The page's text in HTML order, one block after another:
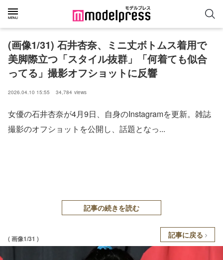
(画像1/31) 石井杏奈、ミニ丈ボトムス着用で
美脚際立つ「スタイル抜群」「何着ても似合
ってる」撮影オフショットに反響
2026.04.10 15:55 34,784 views
女優の石井杏奈が4月9日、自身のInstagramを更新。雑誌
撮影のオフショットを公開し、話題となっ...
記事の続きを読む
( 画像1/31 ) 記事に戻る